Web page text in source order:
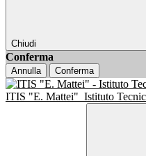
Chiudi
Conferma
Annulla Conferma
ITIS "E. Mattei" Istituto